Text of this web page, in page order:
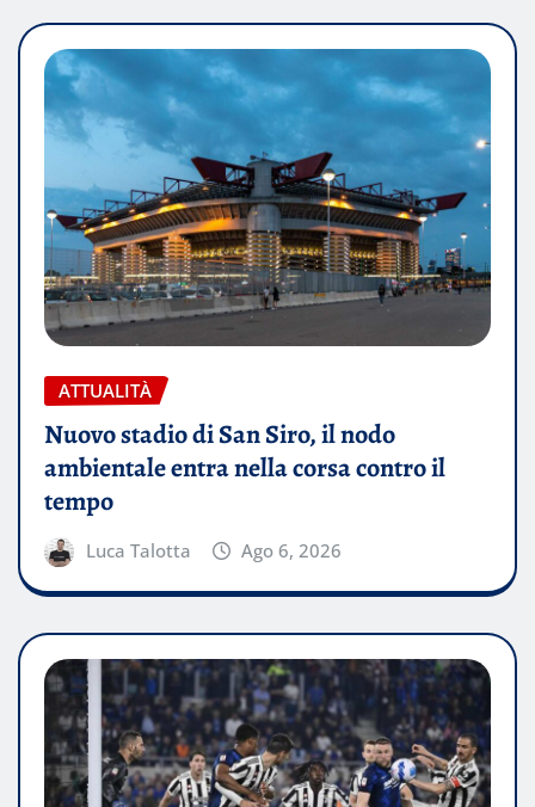
ATTUALITÀ
Nuovo stadio di San Siro, il nodo
ambientale entra nella corsa contro il
tempo
Luca Talotta Ago 6, 2026